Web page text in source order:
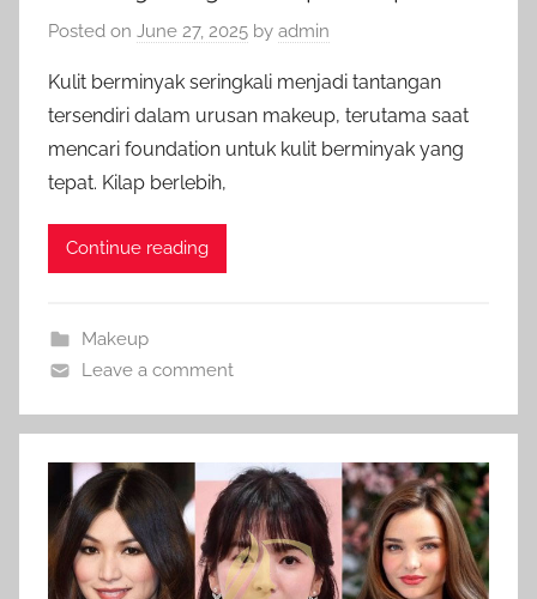
Posted on June 27, 2025 by admin
Kulit berminyak seringkali menjadi tantangan
tersendiri dalam urusan makeup, terutama saat
mencari foundation untuk kulit berminyak yang
tepat. Kilap berlebih,
Continue reading
Makeup
Leave a comment